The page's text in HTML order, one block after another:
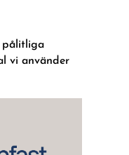
pålitliga
vi använder